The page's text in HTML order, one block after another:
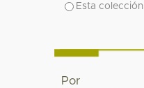
Esta colección
Por